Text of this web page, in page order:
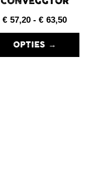
€ 57,20 - € 63,50
OPTIES →